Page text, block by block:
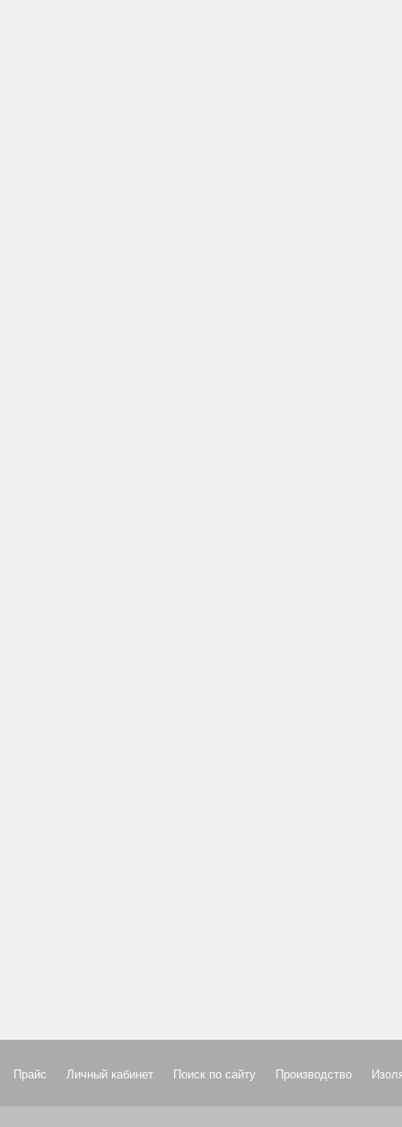
Прайс Личный кабинет Поиск по сайту Производство